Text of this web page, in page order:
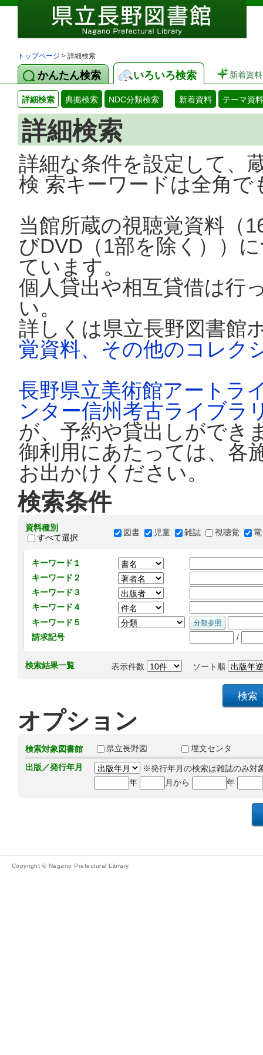
トップページ > 詳細検索
かんたん検索 いろいろ検索 新着資料
詳細検索 典拠検索 NDC分類検索 新着資料 テーマ資料
詳細検索
詳細な条件を設定して、
検 索キーワードは全角
当館所蔵の視聴覚資料（
びDVD（1部を除く））
ています。
個人貸出や相互貸借は行
い。
詳しくは県立長野図書館
覚資料、その他のコレク
長野県立美術館アートラ
ンター信州考古ライブラ
が、予約や貸出しができ
御利用にあたっては、各
お出かけください。
検索条件
資料種別
すべて選択
図書 児童 雑誌 視聴覚
キーワード１
キーワード２
キーワード３
キーワード４
キーワード５
請求記号
/
検索結果一覧 表示件数 ソート順
オプション
検索対象図書館 県立長野図
埋文センタ
出版／発行年月
※発行年月の検索は雑誌のみ対
年
月から 年
Copyright © Nagano Prefectural Library